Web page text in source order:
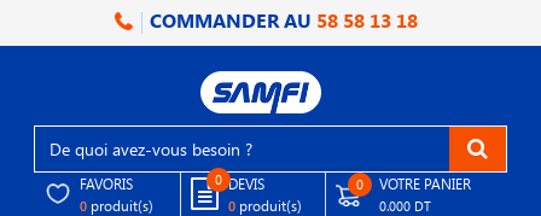
COMMANDER AU 58 58 13 18
FAVORIS
0 produit(s)
0 DEVIS
0 produit(s)
0 VOTRE PANIER
0.000 DT